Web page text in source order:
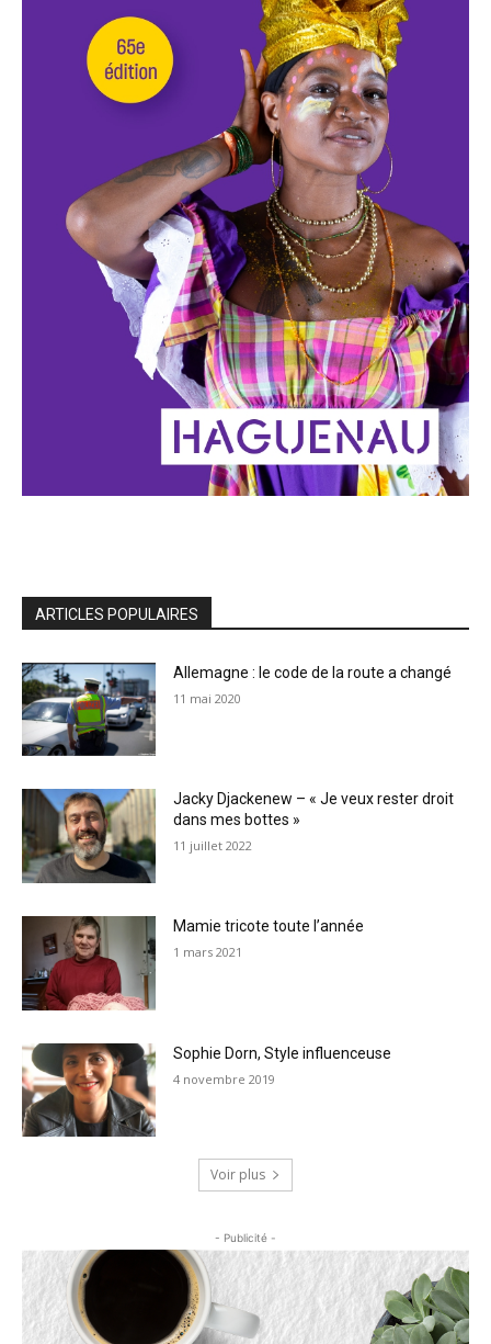
ARTICLES POPULAIRES
Allemagne : le code de la route a changé
11 mai 2020
Jacky Djackenew – « Je veux rester droit
dans mes bottes »
11 juillet 2022
Mamie tricote toute l’année
1 mars 2021
Sophie Dorn, Style influenceuse
4 novembre 2019
Voir plus
- Publicité -